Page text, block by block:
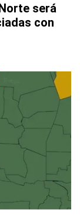
será
con